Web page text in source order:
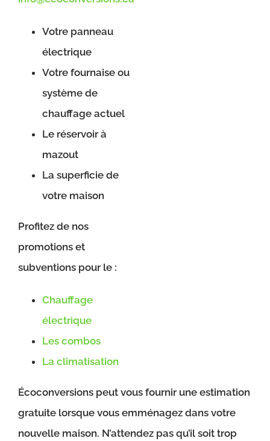
Votre panneau
électrique
Votre fournaise ou
système de
chauffage actuel
Le réservoir à
mazout
La superficie de
votre maison
Profitez de nos
promotions et
subventions pour le :
Chauffage
électrique
Les combos
La climatisation
Écoconversions peut vous fournir une estimation
gratuite lorsque vous emménagez dans votre
nouvelle maison. N’attendez pas qu’il soit trop